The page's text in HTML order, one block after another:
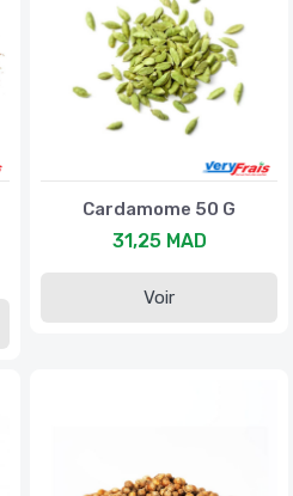
Cardamome 50 G
31,25 MAD
Voir